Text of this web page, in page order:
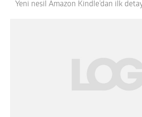
Yeni nesil Amazon Kindle’dan ilk